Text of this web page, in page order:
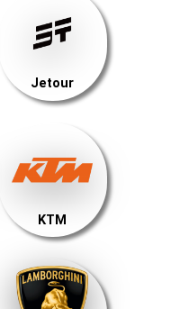
Jetour
KTM